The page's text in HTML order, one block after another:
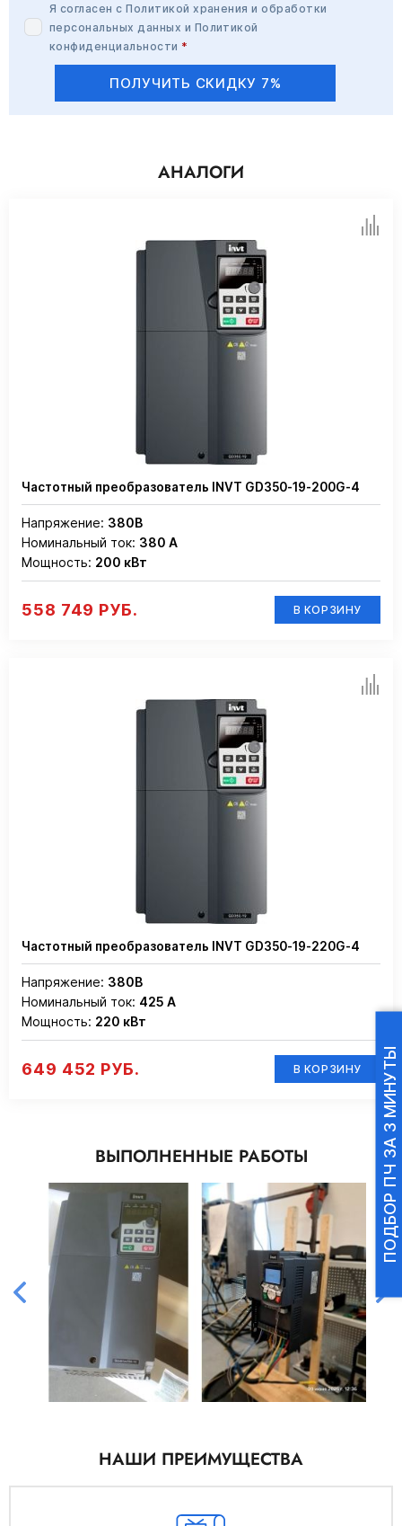
Я согласен сПолитикой хранения и обработки
персональных данных и Политикой
конфиденциальности *
ПОЛУЧИТЬ СКИДКУ 7%
АНАЛОГИ
Частотный преобразователь INVT GD350-19-200G-4
Напряжение: 380В
Номинальный ток: 380 А
Мощность: 200 кВт
558 749 РУБ. В КОРЗИНУ
Частотный преобразователь INVT GD350-19-220G-4
Напряжение: 380В
Номинальный ток: 425 А
Мощность: 220 кВт
649 452 РУБ. В КОРЗИНУ
ВЫПОЛНЕННЫЕ РАБОТЫ
НАШИ ПРЕИМУЩЕСТВА
ПОДБОР ПЧ ЗА 3 МИНУТЫ